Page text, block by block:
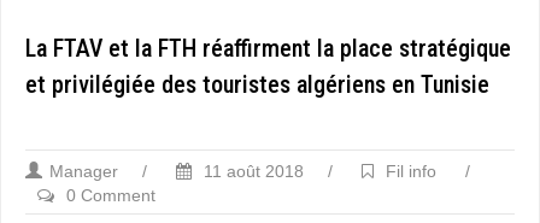
La FTAV et la FTH réaffirment la place stratégique
et privilégiée des touristes algériens en Tunisie
Manager / 11 août 2018 / Fil info
/
0 Comment